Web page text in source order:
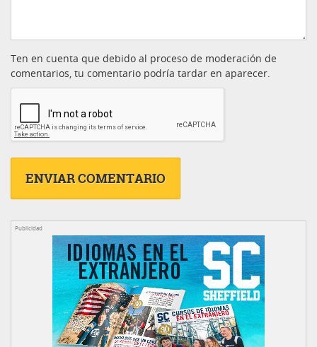
Ten en cuenta que debido al proceso de moderación de
comentarios, tu comentario podría tardar en aparecer.
Publicidad